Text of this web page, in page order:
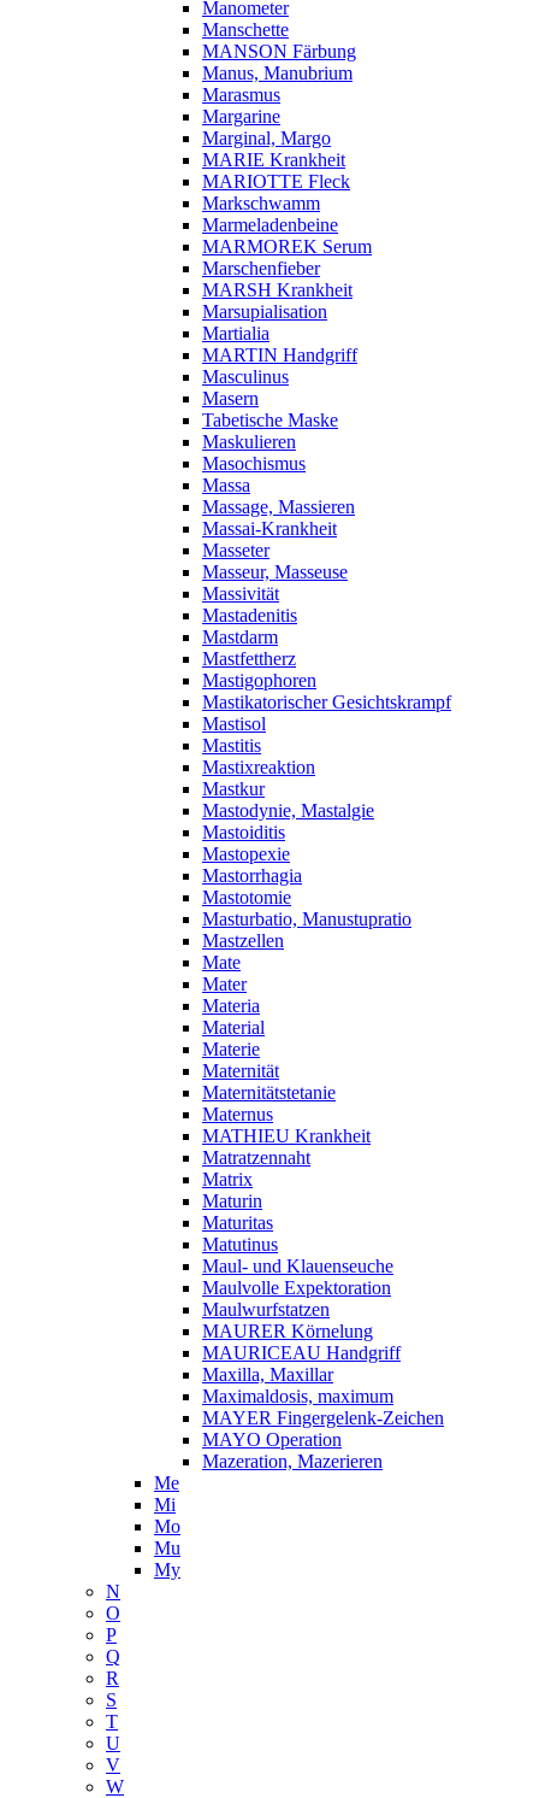
Manometer
Manschette
MANSON Färbung
Manus, Manubrium
Marasmus
Margarine
Marginal, Margo
MARIE Krankheit
MARIOTTE Fleck
Markschwamm
Marmeladenbeine
MARMOREK Serum
Marschenfieber
MARSH Krankheit
Marsupialisation
Martialia
MARTIN Handgriff
Masculinus
Masern
Tabetische Maske
Maskulieren
Masochismus
Massa
Massage, Massieren
Massai-Krankheit
Masseter
Masseur, Masseuse
Massivität
Mastadenitis
Mastdarm
Mastfettherz
Mastigophoren
Mastikatorischer Gesichtskrampf
Mastisol
Mastitis
Mastixreaktion
Mastkur
Mastodynie, Mastalgie
Mastoiditis
Mastopexie
Mastorrhagia
Mastotomie
Masturbatio, Manustupratio
Mastzellen
Mate
Mater
Materia
Material
Materie
Maternität
Maternitätstetanie
Maternus
MATHIEU Krankheit
Matratzennaht
Matrix
Maturin
Maturitas
Matutinus
Maul- und Klauenseuche
Maulvolle Expektoration
Maulwurfstatzen
MAURER Körnelung
MAURICEAU Handgriff
Maxilla, Maxillar
Maximaldosis, maximum
MAYER Fingergelenk-Zeichen
MAYO Operation
Mazeration, Mazerieren
Me
Mi
Mo
Mu
My
N
O
P
Q
R
S
T
U
V
W